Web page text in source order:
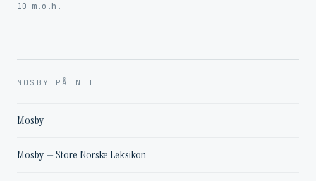
10 m.o.h.
MOSBY PÅ NETT
Mosby
Mosby — Store Norske Leksikon